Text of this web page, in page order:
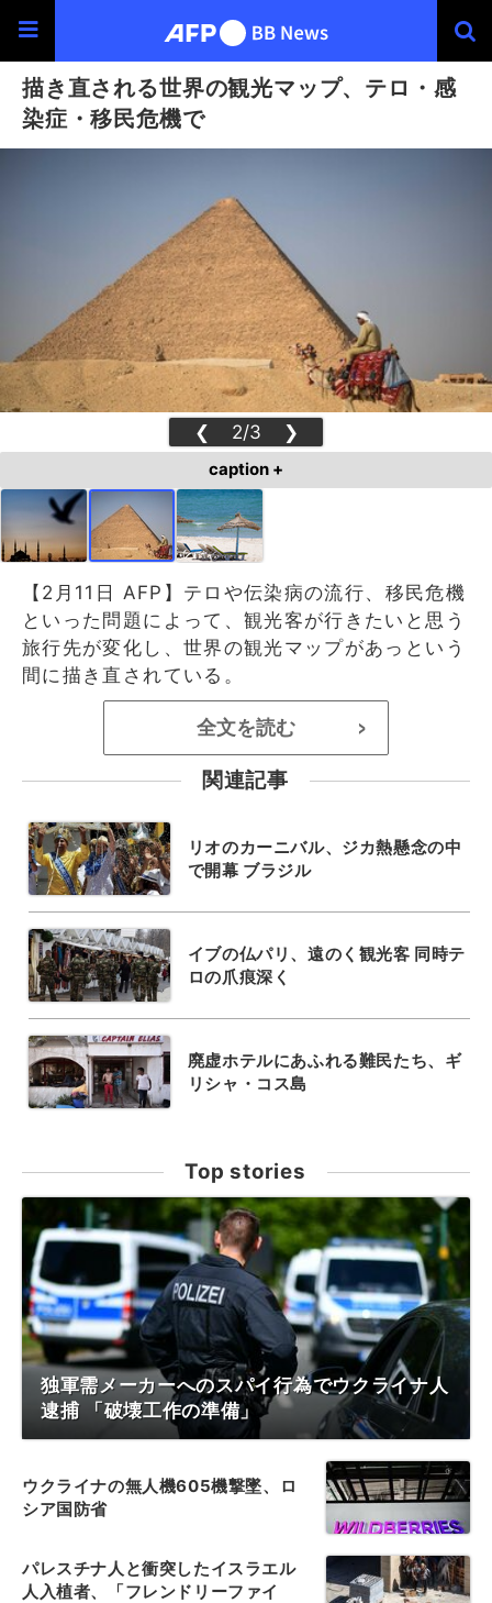
描き直される世界の観光マップ、テロ・感
染症・移民危機で
❮ 2/3 ❯
caption +
【2月11日 AFP】テロや伝染病の流行、移民危機
といった問題によって、観光客が行きたいと思う
旅行先が変化し、世界の観光マップがあっという
間に描き直されている。
全文を読む >
関連記事
リオのカーニバル、ジカ熱懸念の中
で開幕 ブラジル
イブの仏パリ、遠のく観光客 同時テ
ロの爪痕深く
廃虚ホテルにあふれる難民たち、ギ
リシャ・コス島
Top stories
独軍需メーカーへのスパイ行為でウクライナ人
逮捕 「破壊工作の準備」
ウクライナの無人機605機撃墜、ロ
シア国防省
パレスチナ人と衝突したイスラエル
人入植者、「フレンドリーファイ